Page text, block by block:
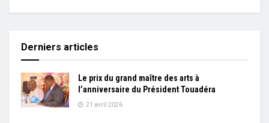
Derniers articles
Le prix du grand maître des arts à
l’anniversaire du Président Touadéra
21 avril 2026